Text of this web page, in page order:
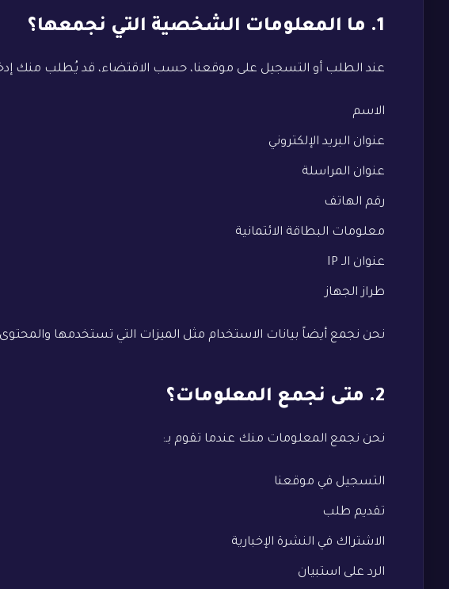
1. ما المعلومات الشخصية التي نجمعها؟
عند الطلب أو التسجيل على موقعنا، حسب الاقتضاء، قد يُطلب منك
الاسم
عنوان البريد الإلكتروني
عنوان المراسلة
رقم الهاتف
معلومات البطاقة الائتمانية
عنوان الـ IP
طراز الجهاز
نحن نجمع أيضاً بيانات الاستخدام مثل الميزات التي تستخدمها
2. متى نجمع المعلومات؟
نحن نجمع المعلومات منك عندما تقوم بـ:
التسجيل في موقعنا
تقديم طلب
الاشتراك في النشرة الإخبارية
الرد على استبيان